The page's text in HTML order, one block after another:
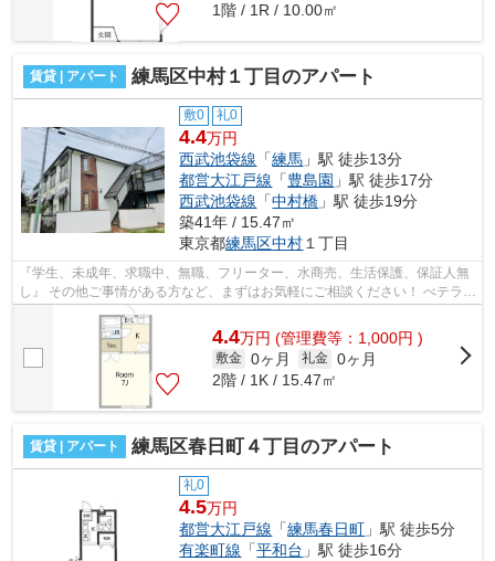
1階 / 1R / 10.00㎡
賃貸 | アパート 練馬区中村１丁目のアパート
敷0 礼0
4.4万円
西武池袋線 「練馬 」駅 徒歩13分
都営大江戸線 「豊島園 」駅 徒歩17分
西武池袋線 「中村橋 」駅 徒歩19分
築41年 / 15.47㎡
東京都練馬区中村１丁目
『学生、未成年、求職中、無職、フリーター、水商売、生活保護、保証人無
し』 その他ご事情がある方など、まずはお気軽にご相談ください！ べテラン
スタッフが対応致しますのでご希望...
4.4万円 (管理費等：1,000円 )
敷金 0ヶ月 礼金 0ヶ月
2階 / 1K / 15.47㎡
賃貸 | アパート 練馬区春日町４丁目のアパート
礼0
4.5万円
都営大江戸線 「練馬春日町 」駅 徒歩5分
有楽町線 「平和台 」駅 徒歩16分